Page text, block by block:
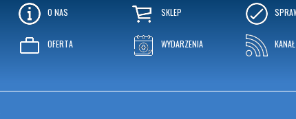
O NAS
OFERTA
SKLEP
WYDARZENIA